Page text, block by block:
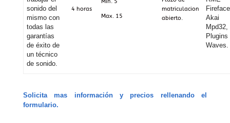
sonido del
mismo con
todas las
garantías
de éxito de
un técnico
de sonido.
4 horas
Max. 15
matriculacion
abierto.
Akai
Mpd32,
Plugins
Waves.
Solicita mas información y precios rellenando el
formulario.